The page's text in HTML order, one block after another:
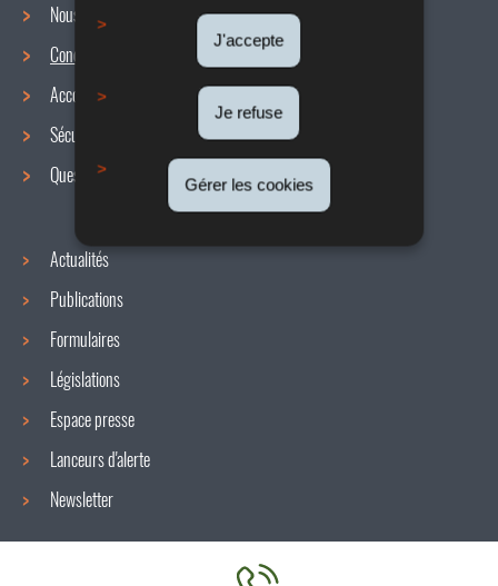
J'accepte
Je refuse
Gérer les cookies
Menu
de
navigation
Nous connaître
Conditions de travail
Accords collectifs
Sécurité / Santé au travail
Questions / réponses
Actualités
Publications
Formulaires
Législations
Espace presse
Lanceurs d'alerte
Newsletter